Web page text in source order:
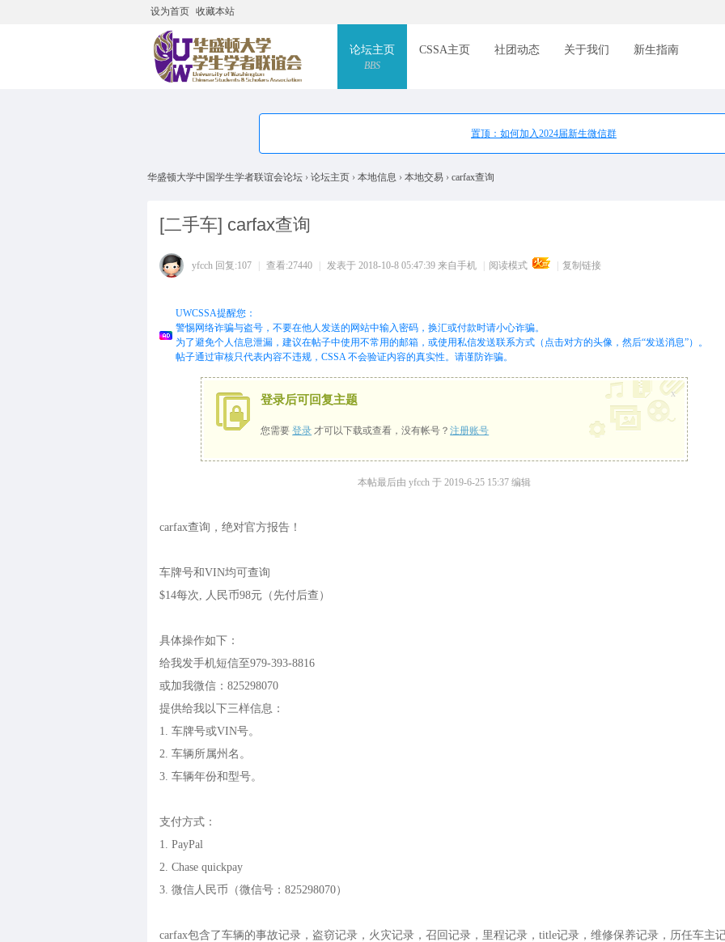
设为首页 收藏本站
论坛主页
BBS
CSSA主页 社团动态 关于我们 新生指南
置顶：如何加入2024届新生微信群
华盛顿大学中国学生学者联谊会论坛 › 论坛主页 › 本地信息 › 本地交易 › carfax查询
[二手车] carfax查询
yfcch 回复:107 查看:27440 发表于 2018-10-8 05:47:39 来自手机 阅读模式 复制链接
UWCSSA提醒您：
警惕网络诈骗与盗号，不要在他人发送的网站中输入密码，换汇或付款时请小心诈骗。
为了避免个人信息泄漏，建议在帖子中使用不常用的邮箱，或使用私信发送联系方式（点击对方的头像，然后“发送消息”）。
帖子通过审核只代表内容不违规，CSSA 不会验证内容的真实性。请谨防诈骗。
登录后可回复主题
您需要登录 才可以下载或查看，没有帐号？注册账号
x
本帖最后由 yfcch 于 2019-6-25 15:37 编辑
carfax查询，绝对官方报告！
车牌号和VIN均可查询
$14每次, 人民币98元（先付后查）
具体操作如下：
给我发手机短信至979-393-8816
或加我微信：825298070
提供给我以下三样信息：
1. 车牌号或VIN号。
2. 车辆所属州名。
3. 车辆年份和型号。
支付方式：
1. PayPal
2. Chase quickpay
3. 微信人民币（微信号：825298070）
carfax包含了车辆的事故记录，盗窃记录，火灾记录，召回记录，里程记录，title记录，维修保养记录，历任车主